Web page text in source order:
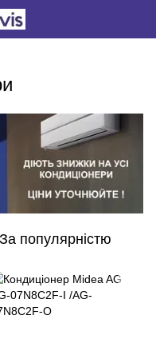
За популярністю